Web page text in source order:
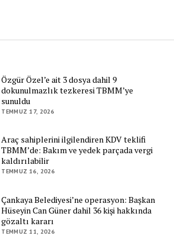
Özgür Özel’e ait 3 dosya dahil 9
dokunulmazlık tezkeresi TBMM’ye
sunuldu
TEMMUZ 17, 2026
Araç sahiplerini ilgilendiren KDV teklifi
TBMM’de: Bakım ve yedek parçada vergi
kaldırılabilir
TEMMUZ 16, 2026
Çankaya Belediyesi’ne operasyon: Başkan
Hüseyin Can Güner dahil 36 kişi hakkında
gözaltı kararı
TEMMUZ 11, 2026